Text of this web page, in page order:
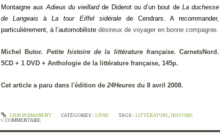
Montaigne aux Adieux du vieillardde Diderot ou d’un bout de La duchesse
de Langeais àLa tour Eiffel sidéralede Cendrars. A recommander,
particulièrement, à l’automobiliste désireux de voyager en bonne compagnie.
Michel Butor. Petite histoire de la littérature française. CarnetsNord.
5CD + 1 DVD + Anthologie de la littérature française, 145p.
Cet article a paru dans l'édition de24Heures du 8 avril 2008.
LIEN PERMANENT CATÉGORIES : LIVRE TAGS :LITTÉRATURE,HISTOIRE
0 COMMENTAIRE